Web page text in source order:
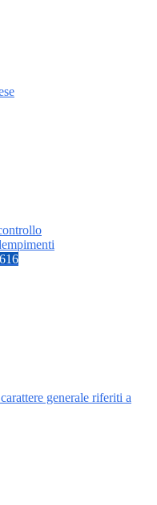
generale riferiti a